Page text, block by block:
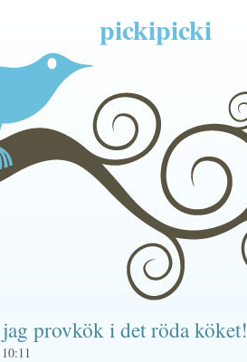
pickipicki
provkök i det röda köket!